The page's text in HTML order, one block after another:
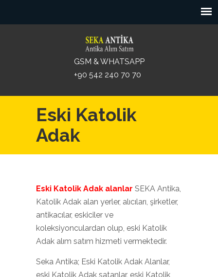
GSM & WHATSAPP
+90 542 240 70 70
Eski Katolik
Adak
Eski Katolik Adak alanlar SEKA Antika,
Katolik Adak alan yerler, alıcıları, şirketler,
antikacılar, eskiciler ve
koleksiyonculardan olup, eski Katolik
Adak alım satım hizmeti vermektedir.
Seka Antika; Eski Katolik Adak Alanlar,
eski Katolik Adak satanlar, eski Katolik